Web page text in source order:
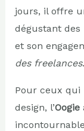
jours, il offre
dégustant des
et son
des freelances.
Pour ceux qui
design, l’Oogie